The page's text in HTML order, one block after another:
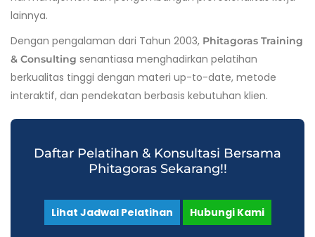
lainnya.
Dengan pengalaman dari Tahun 2003, Phitagoras Training
& Consulting senantiasa menghadirkan pelatihan
berkualitas tinggi dengan materi up-to-date, metode
interaktif, dan pendekatan berbasis kebutuhan klien.
Daftar Pelatihan & Konsultasi Bersama
Phitagoras Sekarang!!
Lihat Jadwal Pelatihan Hubungi Kami